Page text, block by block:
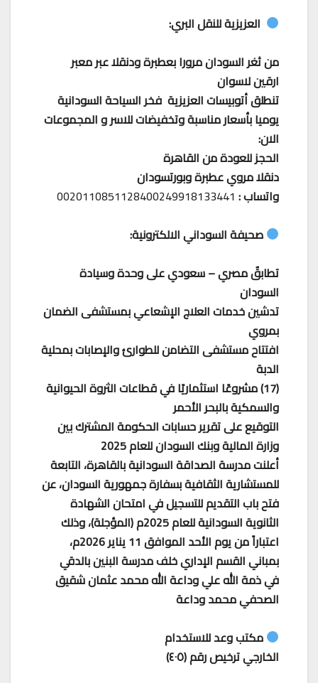
العزيزية للنقل البري:
من ثغر السودان مرورا بعطبرة ودنقلا عبر معبر
ارقين لاسوان
تنطلق أتوبيسات العزيزية فخر السياحة السودانية
يوميا بأسعار مناسبة وتخفيضات للاسر و المجموعات
الان:
الحجز للعودة من القاهرة
دنقلا مروي عطبرة وبورتسودان
واتساب : 0020110851128400249918133441
صحيفة السوداني الالكترونية:
تطابقٌ مصري – سعودي على وحدة وسيادة
السودان
تدشين خدمات العلاج الإشعاعي بمستشفى الضمان
بمروي
افتتاح مستشفى التضامن للطوارئ والإصابات بمحلية
الدبة
(17) مشروعًا استثماريًا في قطاعات الثروة الحيوانية
والسمكية بالبحر الأحمر
التوقيع على تقرير حسابات الحكومة المشترك بين
وزارة المالية وبنك السودان للعام 2025
أعلنت مدرسة الصداقة السودانية بالقاهرة، التابعة
للمستشارية الثقافية بسفارة جمهورية السودان، عن
فتح باب التقديم للتسجيل في امتحان الشهادة
الثانوية السودانية للعام 2025م (المؤجلة)، وذلك
اعتباراً من يوم الأحد الموافق 11 يناير 2026م،
بمباني القسم الإداري خلف مدرسة البنين بالدقي
في ذمة الله علي وداعة الله محمد عثمان شقيق
الصحفي محمد وداعة
مكتب وعد للاستخدام
الخارجي ترخيص رقم (٤٠٥)